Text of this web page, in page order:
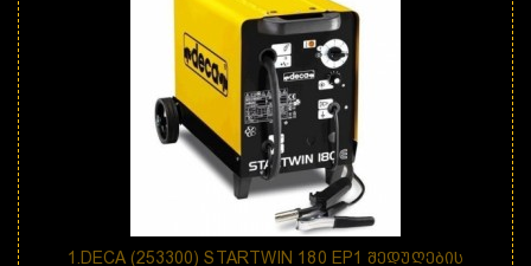
1.DECA (253300) STARTWIN 180 EP1 ᲨᲔᲓᲣᲦᲔᲑᲘᲡ